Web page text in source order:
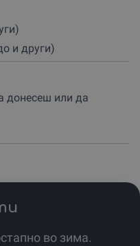
и
со партнерот кога
ваучер.
тимбилдинзи
е идеален избор за
– и подари
и други)
донесеш или да
во зима.